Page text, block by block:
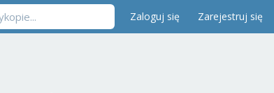
Zaloguj się Zarejestruj się